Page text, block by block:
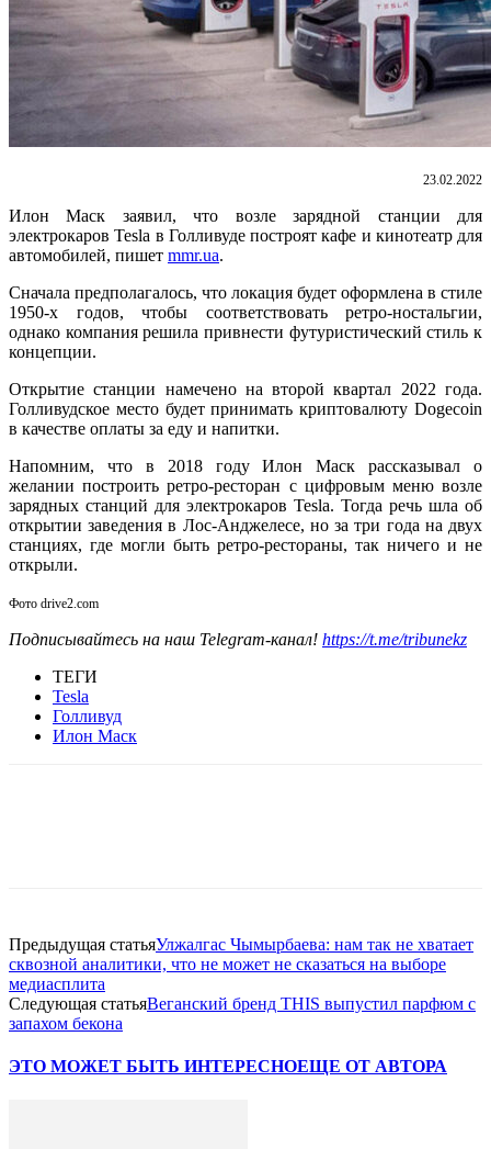
23.02.2022
Илон Маск заявил, что возле зарядной станции для
электрокаров Tesla в Голливуде построят кафе и кинотеатр для
автомобилей, пишет mmr.ua.
Сначала предполагалось, что локация будет оформлена в стиле
1950-х годов, чтобы соответствовать ретро-ностальгии,
однако компания решила привнести футуристический стиль к
концепции.
Открытие станции намечено на второй квартал 2022 года.
Голливудское место будет принимать криптовалюту Dogecoin
в качестве оплаты за еду и напитки.
Напомним, что в 2018 году Илон Маск рассказывал о
желании построить ретро-ресторан с цифровым меню возле
зарядных станций для электрокаров Tesla. Тогда речь шла об
открытии заведения в Лос-Анджелесе, но за три года на двух
станциях, где могли быть ретро-рестораны, так ничего и не
открыли.
Фото drive2.com
Подписывайтесь на наш Telegram-канал! https://t.me/tribunekz
ТЕГИ
Tesla
Голливуд
Илон Маск
Предыдущая статьяУлжалгас Чымырбаева: нам так не хватает
сквозной аналитики, что не может не сказаться на выборе
медиасплита
Следующая статьяВеганский бренд THIS выпустил парфюм с
запахом бекона
ЭТО МОЖЕТ БЫТЬ ИНТЕРЕСНОЕЩЕ ОТ АВТОРА